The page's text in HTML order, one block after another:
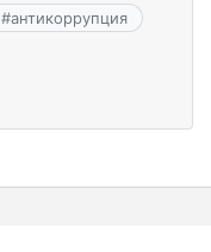
#антикоррупция